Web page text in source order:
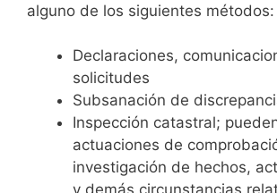
alguno de los siguientes métodos:
Declaraciones,
solicitudes
Subsanación de
Inspección catastral;
actuaciones de
investigación de hechos,